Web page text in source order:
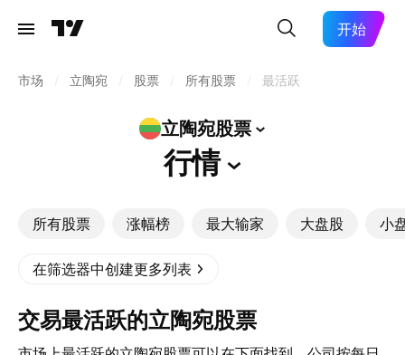
开始
市场 立陶宛 股票 所有股票 最活跃
立陶宛股票
行情
所有股票 涨幅榜 最大输家 大盘股 小
在筛选器中创建更多列表
交易最活跃的立陶宛股票